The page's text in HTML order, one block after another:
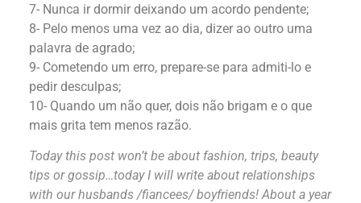
7- Nunca ir dormir deixando um acordo pendente;
8- Pelo menos uma vez ao dia, dizer ao outro uma
palavra de agrado;
9- Cometendo um erro, prepare-se para admiti-lo e
pedir desculpas;
10- Quando um não quer, dois não brigam e o que
mais grita tem menos razão.
Today this post won’t be about fashion, trips, beauty
tips or gossip…today I will write about relationships
with our husbands /fiancees/ boyfriends! About a year